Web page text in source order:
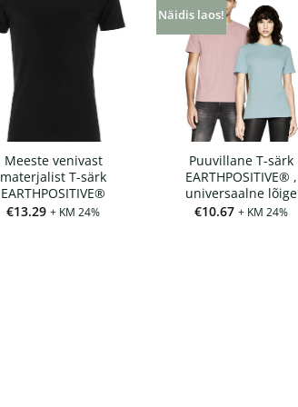
Meeste venivast
materjalist T-särk
EARTHPOSITIVE®
€13.29 + KM 24%
Näidis laos!
Puuvillane T-särk
EARTHPOSITIVE® ,
universaalne lõige
€10.67 + KM 24%